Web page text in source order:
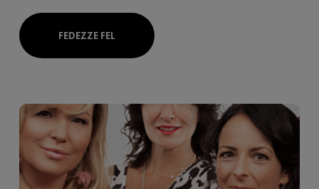
FEDEZZE FEL